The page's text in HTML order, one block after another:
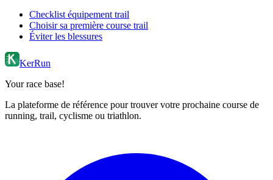
Checklist équipement trail
Choisir sa première course trail
Éviter les blessures
KerRun
Your race base!
La plateforme de référence pour trouver votre prochaine course de
running, trail, cyclisme ou triathlon.